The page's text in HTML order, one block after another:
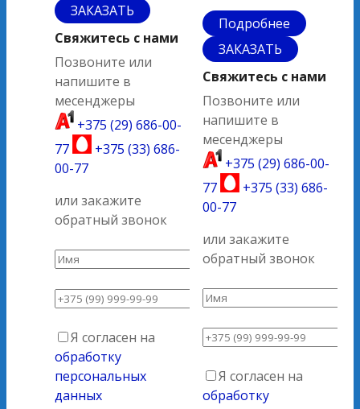
ЗАКАЗАТЬ
Свяжитесь с нами
Позвоните или
напишите в
месенджеры
+375 (29) 686-00-
77
+375 (33) 686-
00-77
или закажите
обратный звонок
Я согласен на
обработку
персональных
данных
Подробнее
ЗАКАЗАТЬ
Свяжитесь с нами
Позвоните или
напишите в
месенджеры
+375 (29) 686-00-
77
+375 (33) 686-
00-77
или закажите
обратный звонок
Я согласен на
обработку